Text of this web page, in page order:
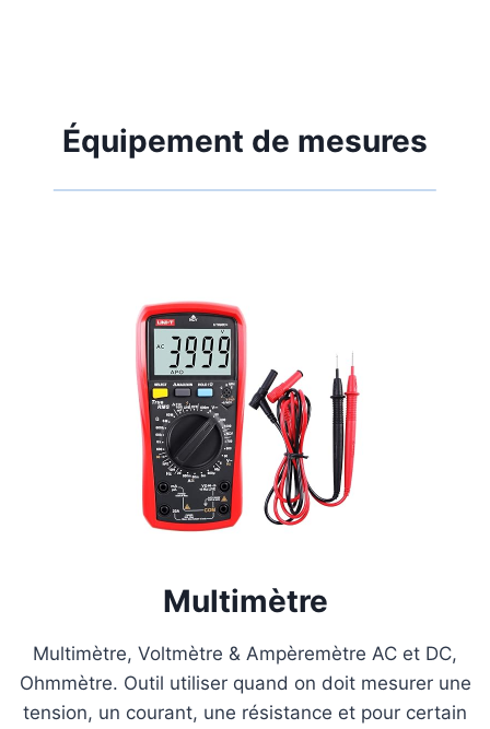
Équipement de mesures
Multimètre
Multimètre, Voltmètre & Ampèremètre AC et DC,
Ohmmètre. Outil utiliser quand on doit mesurer une
tension, un courant, une résistance et pour certain